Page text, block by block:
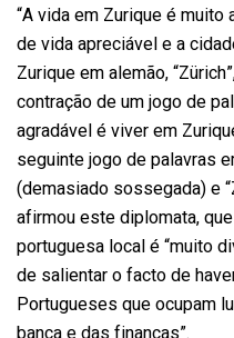
“A vida em Zurique é
de vida apreciável e a
Zurique em alemão,
contração de um jogo de
agradável é viver em
seguinte jogo de palavras
(demasiado sossegada) e
afirmou este diplomata,
portuguesa local é “muito
de salientar o facto de
Portugueses que ocupam